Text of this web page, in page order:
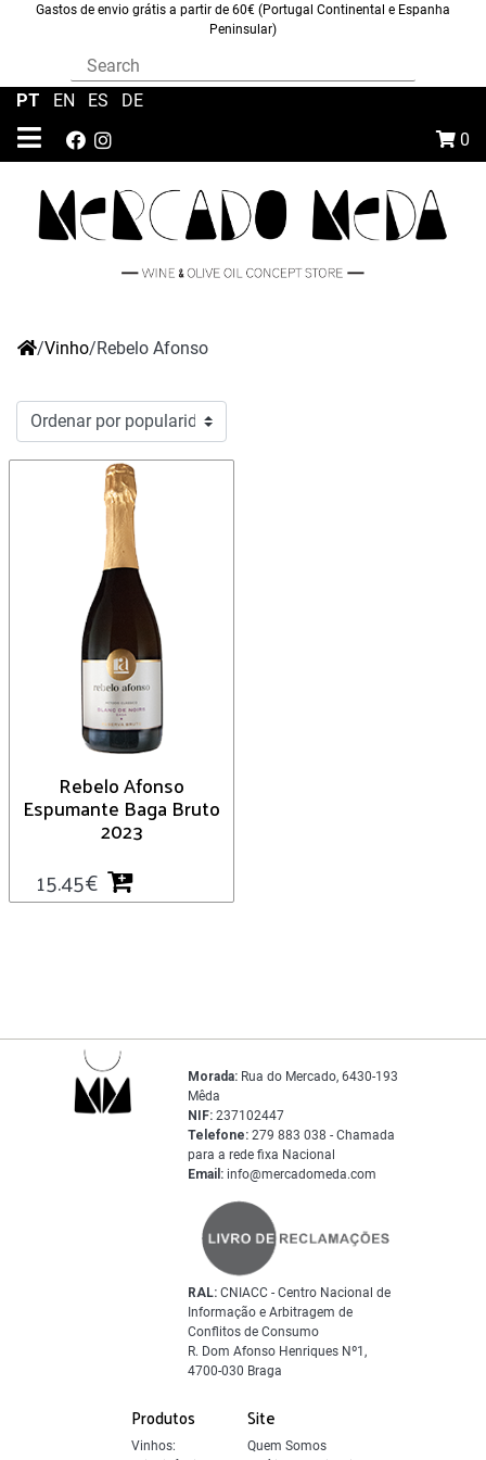
Gastos de envio grátis a partir de 60€ (Portugal Continental e Espanha
Peninsular)
0
PT EN ES DE
/Vinho/Rebelo Afonso
Rebelo Afonso
Espumante Baga Bruto
2023
15.45€
Produtos
Vinhos:
Site
Quem Somos
Morada: Rua do Mercado, 6430-193
Mêda
NIF: 237102447
Telefone: 279 883 038 - Chamada
para a rede fixa Nacional
Email: info@mercadomeda.com
RAL: CNIACC - Centro Nacional de
Informação e Arbitragem de
Conflitos de Consumo
R. Dom Afonso Henriques Nº1,
4700-030 Braga